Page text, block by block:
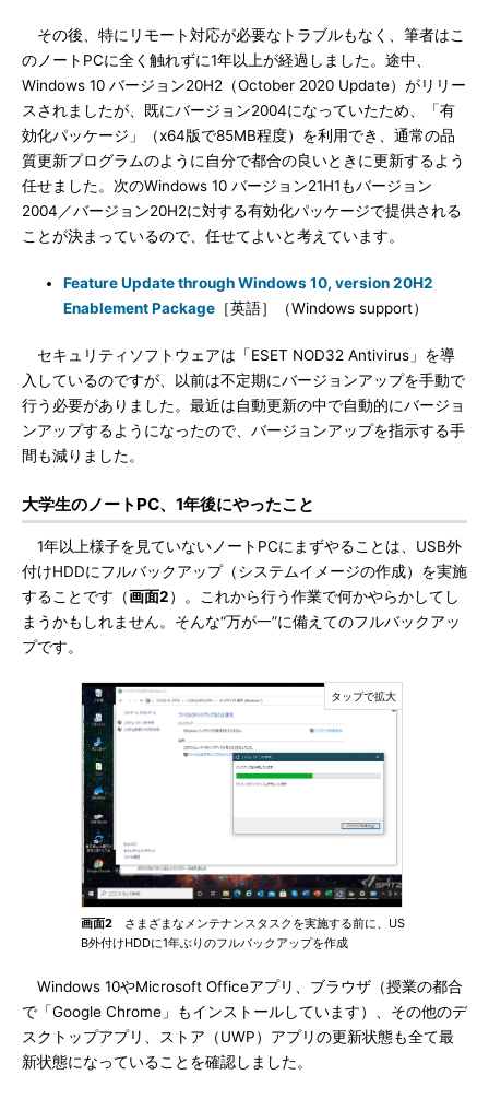
その後、特にリモート対応が必要なトラブルもなく、筆者はこ
のノートPCに全く触れずに1年以上が経過しました。途中、
Windows 10 バージョン20H2（October 2020 Update）がリリー
スされましたが、既にバージョン2004になっていたため、「有
効化パッケージ」（x64版で85MB程度）を利用でき、通常の品
質更新プログラムのように自分で都合の良いときに更新するよう
任せました。次のWindows 10 バージョン21H1もバージョン
2004／バージョン20H2に対する有効化パッケージで提供される
ことが決まっているので、任せてよいと考えています。
Feature Update through Windows 10, version 20H2
Enablement Package ［英語］（Windows support）
セキュリティソフトウェアは「ESET NOD32 Antivirus」を導
入しているのですが、以前は不定期にバージョンアップを手動で
行う必要がありました。最近は自動更新の中で自動的にバージョ
ンアップするようになったので、バージョンアップを指示する手
間も減りました。
大学生のノートPC、1年後にやったこと
1年以上様子を見ていないノートPCにまずやることは、USB外
付けHDDにフルバックアップ（システムイメージの作成）を実施
することです（画面2）。これから行う作業で何かやらかしてし
まうかもしれません。そんな“万が一”に備えてのフルバックアッ
プです。
画面2 さまざまなメンテナンスタスクを実施する前に、US
B外付けHDDに1年ぶりのフルバックアップを作成
Windows 10やMicrosoft Officeアプリ、ブラウザ（授業の都合
で「Google Chrome」もインストールしています）、その他のデ
スクトップアプリ、ストア（UWP）アプリの更新状態も全て最
新状態になっていることを確認しました。